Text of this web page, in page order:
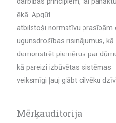
ēkā. Apgūt
atbilstoši normatīvu prasībām
ugunsdrošības risinājumus, kā
demonstrēt piemērus par
kā pareizi izbūvētas sistēmas
veiksmīgi ļauj glābt cilvēku
Mērķauditorija